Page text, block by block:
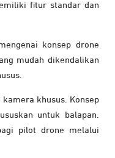
fitur standar dan
konsep drone
mudah dikendalikan
khusus. Konsep
untuk balapan.
pilot drone melalui